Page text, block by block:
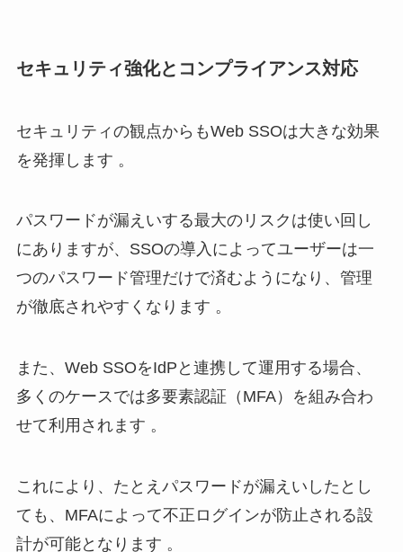
セキュリティ強化とコンプライアンス対応
セキュリティの観点からもWeb SSOは大きな効果
を発揮します 。
パスワードが漏えいする最大のリスクは使い回し
にありますが、SSOの導入によってユーザーは一
つのパスワード管理だけで済むようになり、管理
が徹底されやすくなります 。
また、Web SSOをIdPと連携して運用する場合、
多くのケースでは多要素認証（MFA）を組み合わ
せて利用されます 。
これにより、たとえパスワードが漏えいしたとし
ても、MFAによって不正ログインが防止される設
計が可能となります 。